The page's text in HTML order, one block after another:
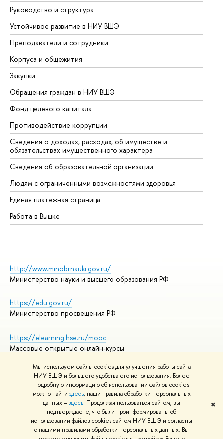
Мы используем файлы cookies для улучшения работы сайта
НИУ ВШЭ и большего удобства его использования. Более
подробную информацию об использовании файлов cookies
можно найти здесь, наши правила обработки персональных
данных –здесь. Продолжая пользоваться сайтом, вы
подтверждаете, что были проинформированы об
использовании файлов cookies сайтом НИУ ВШЭ и согласны
с нашими правилами обработки персональных данных. Вы
✖
Руководство и структура
Устойчивое развитие в НИУ ВШЭ
Преподаватели и сотрудники
Корпуса и общежития
Закупки
Обращения граждан в НИУ ВШЭ
Фонд целевого капитала
Противодействие коррупции
Сведения о доходах, расходах, об имуществе и
обязательствах имущественного характера
Сведения об образовательной организации
Людям с ограниченными возможностями здоровья
Единая платежная страница
Работа в Вышке
http://www.minobrnauki.gov.ru/
Министерство науки и высшего образования РФ
https://edu.gov.ru/
Министерство просвещения РФ
https://elearning.hse.ru/mooc
Массовые открытые онлайн-курсы
© НИУ ВШЭ 1993–2026
Адреса и контакты
Условия использования материалов
Политика конфиденциальности
Правила применения рекомендательных технологий в НИУ ВШЭ